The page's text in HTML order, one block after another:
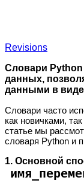
Revisions
Словари
данных,
данными в виде
Словари часто
как новичками,
статье мы
словаря Python и
1. Основной